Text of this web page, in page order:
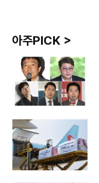
아주PICK >